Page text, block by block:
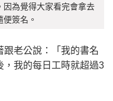
因為覺得大家看完會拿去
簽名。
老公說：「我的書名
，我的每日工時就超過3